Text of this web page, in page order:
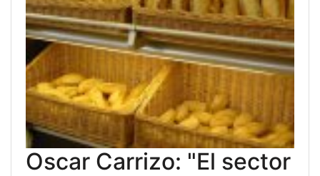
Oscar Carrizo: "El sector